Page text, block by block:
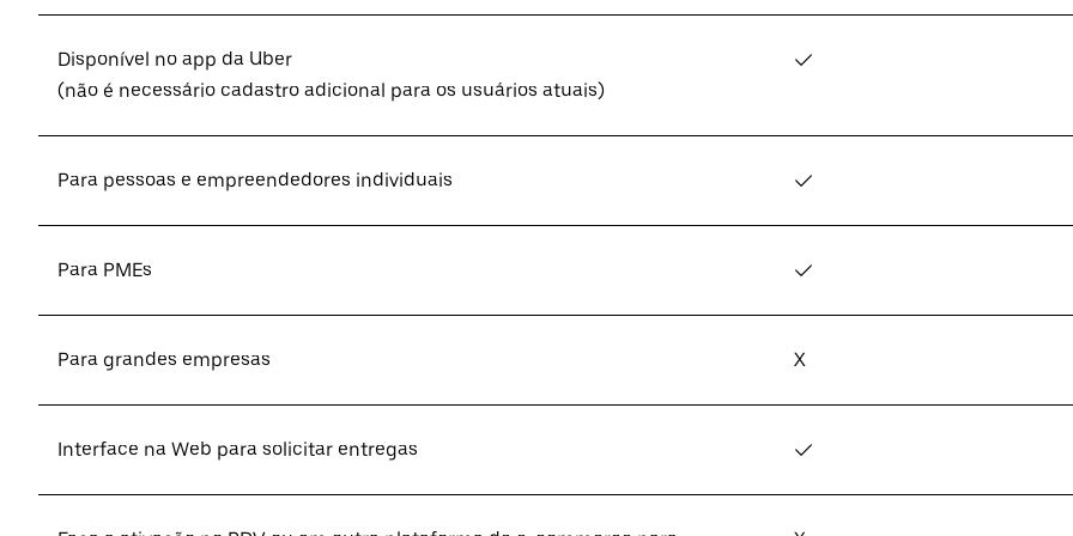
Disponível no app da Uber
(não é necessário cadastro adicional para os usuários atuais)
✓
Para pessoas e empreendedores individuais ✓
Para PMEs ✓
Para grandes empresas X
Interface na Web para solicitar entregas ✓